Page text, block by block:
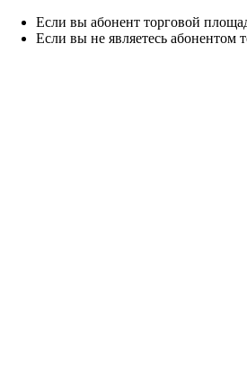
Если вы абонент торговой
Если вы не являетесь абонентом